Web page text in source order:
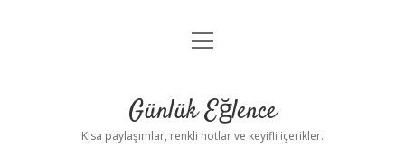
Anasayfa
Yasal Uyarı
menüyü
Günlük Eğlence
Kısa paylaşımlar, renkli notlar ve keyifli içerikler.